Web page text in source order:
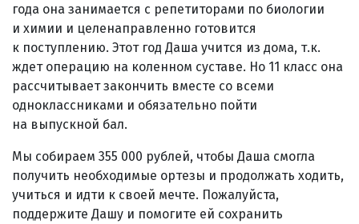
года она занимается с репетиторами по биологии
и химии и целенаправленно готовится
к поступлению. Этот год Даша учится из дома, т.к.
ждет операцию на коленном суставе. Но 11 класс она
рассчитывает закончить вместе со всеми
одноклассниками и обязательно пойти
на выпускной бал.
Мы собираем 355 000 рублей, чтобы Даша смогла
получить необходимые ортезы и продолжать ходить,
учиться и идти к своей мечте. Пожалуйста,
поддержите Дашу и помогите ей сохранить